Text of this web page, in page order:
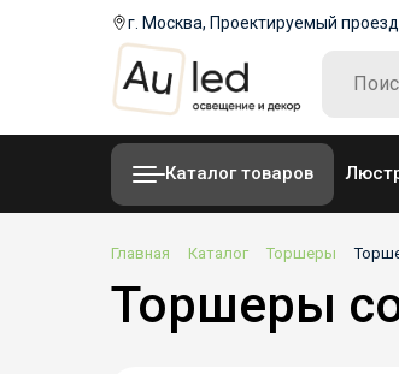
г. Москва, Проектируемый
Каталог товаров
Главная Каталог Торшеры
Торшеры